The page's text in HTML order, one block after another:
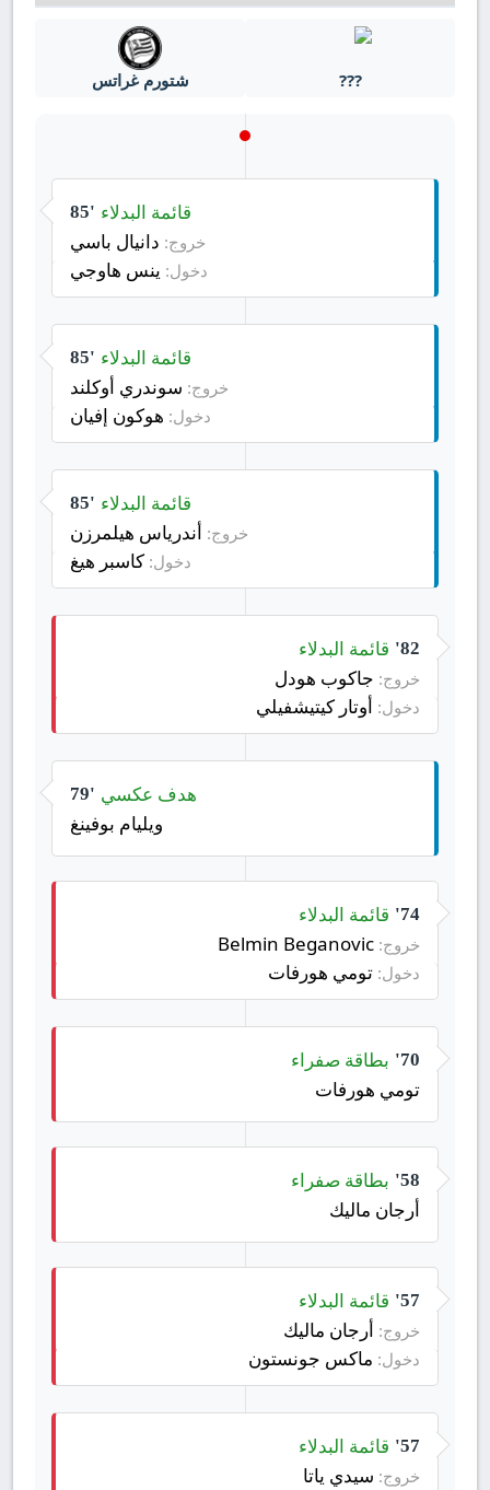
??? شتورم غراتس
85' قائمة البدلاء
خروج: دانيال باسي
دخول: ينس هاوجي
85' قائمة البدلاء
خروج: سوندري أوكلند
دخول: هوكون إفيان
85' قائمة البدلاء
خروج: أندرياس هيلمرزن
دخول: كاسبر هيغ
82' قائمة البدلاء
خروج: جاكوب هودل
دخول: أوتار كيتيشفيلي
79' هدف عكسي
ويليام بوفينغ
74' قائمة البدلاء
خروج:
دخول: تومي هورفات
70'
بطاقة صفراء
تومي هورفات
58' بطاقة صفراء
أرجان ماليك
57' قائمة البدلاء
خروج: أرجان ماليك
دخول: ماكس جونستون
57' قائمة البدلاء
خروج: سيدي ياتا